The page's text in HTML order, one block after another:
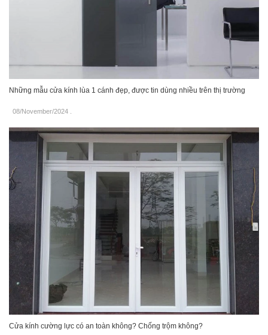
Những mẫu cửa kính lùa 1 cánh đẹp, được tin dùng nhiều trên thị trường
08/November/2024
Cửa kính cường lực có an toàn không? Chống trộm không?